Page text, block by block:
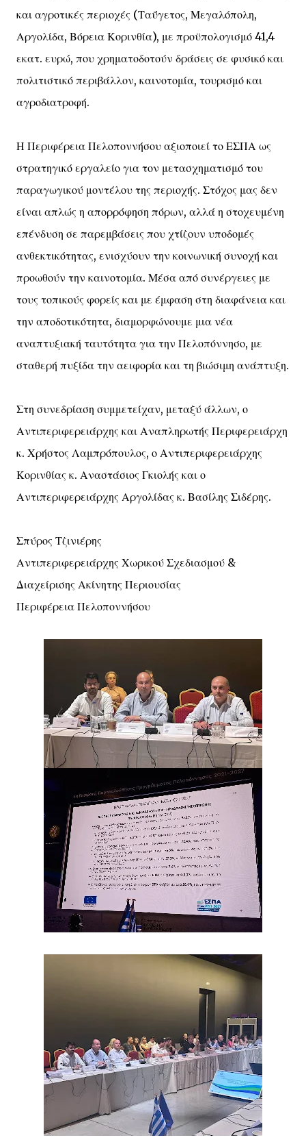
και αγροτικές περιοχές (Ταΰγετος, Μεγαλόπολη,
Αργολίδα, Βόρεια Κορινθία), με προϋπολογισμό 41,4
εκατ. ευρώ, που χρηματοδοτούν δράσεις σε φυσικό και
πολιτιστικό περιβάλλον, καινοτομία, τουρισμό και
αγροδιατροφή.
Η Περιφέρεια Πελοποννήσου αξιοποιεί το ΕΣΠΑ ως
στρατηγικό εργαλείο για τον μετασχηματισμό του
παραγωγικού μοντέλου της περιοχής. Στόχος μας δεν
είναι απλώς η απορρόφηση πόρων, αλλά η στοχευμένη
επένδυση σε παρεμβάσεις που χτίζουν υποδομές
ανθεκτικότητας, ενισχύουν την κοινωνική συνοχή και
προωθούν την καινοτομία. Μέσα από συνέργειες με
τους τοπικούς φορείς και με έμφαση στη διαφάνεια και
την αποδοτικότητα, διαμορφώνουμε μια νέα
αναπτυξιακή ταυτότητα για την Πελοπόννησο, με
σταθερή πυξίδα την αειφορία και τη βιώσιμη ανάπτυξη.
Στη συνεδρίαση συμμετείχαν, μεταξύ άλλων, ο
Αντιπεριφερειάρχης και Αναπληρωτής Περιφερειάρχη
κ. Χρήστος Λαμπρόπουλος, ο Αντιπεριφερειάρχης
Κορινθίας κ. Αναστάσιος Γκιολής και ο
Αντιπεριφερειάρχης Αργολίδας κ. Βασίλης Σιδέρης.
Σπύρος Τζινιέρης
Αντιπεριφερειάρχης Χωρικού Σχεδιασμού &
Διαχείρισης Ακίνητης Περιουσίας
Περιφέρεια Πελοποννήσου